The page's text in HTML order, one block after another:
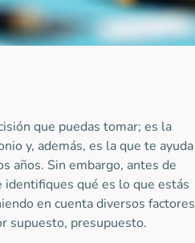
que puedas tomar; es la
y, además, es la que te
años. Sin embargo, antes de
qué es lo que estás
en cuenta diversos factores
supuesto, presupuesto.